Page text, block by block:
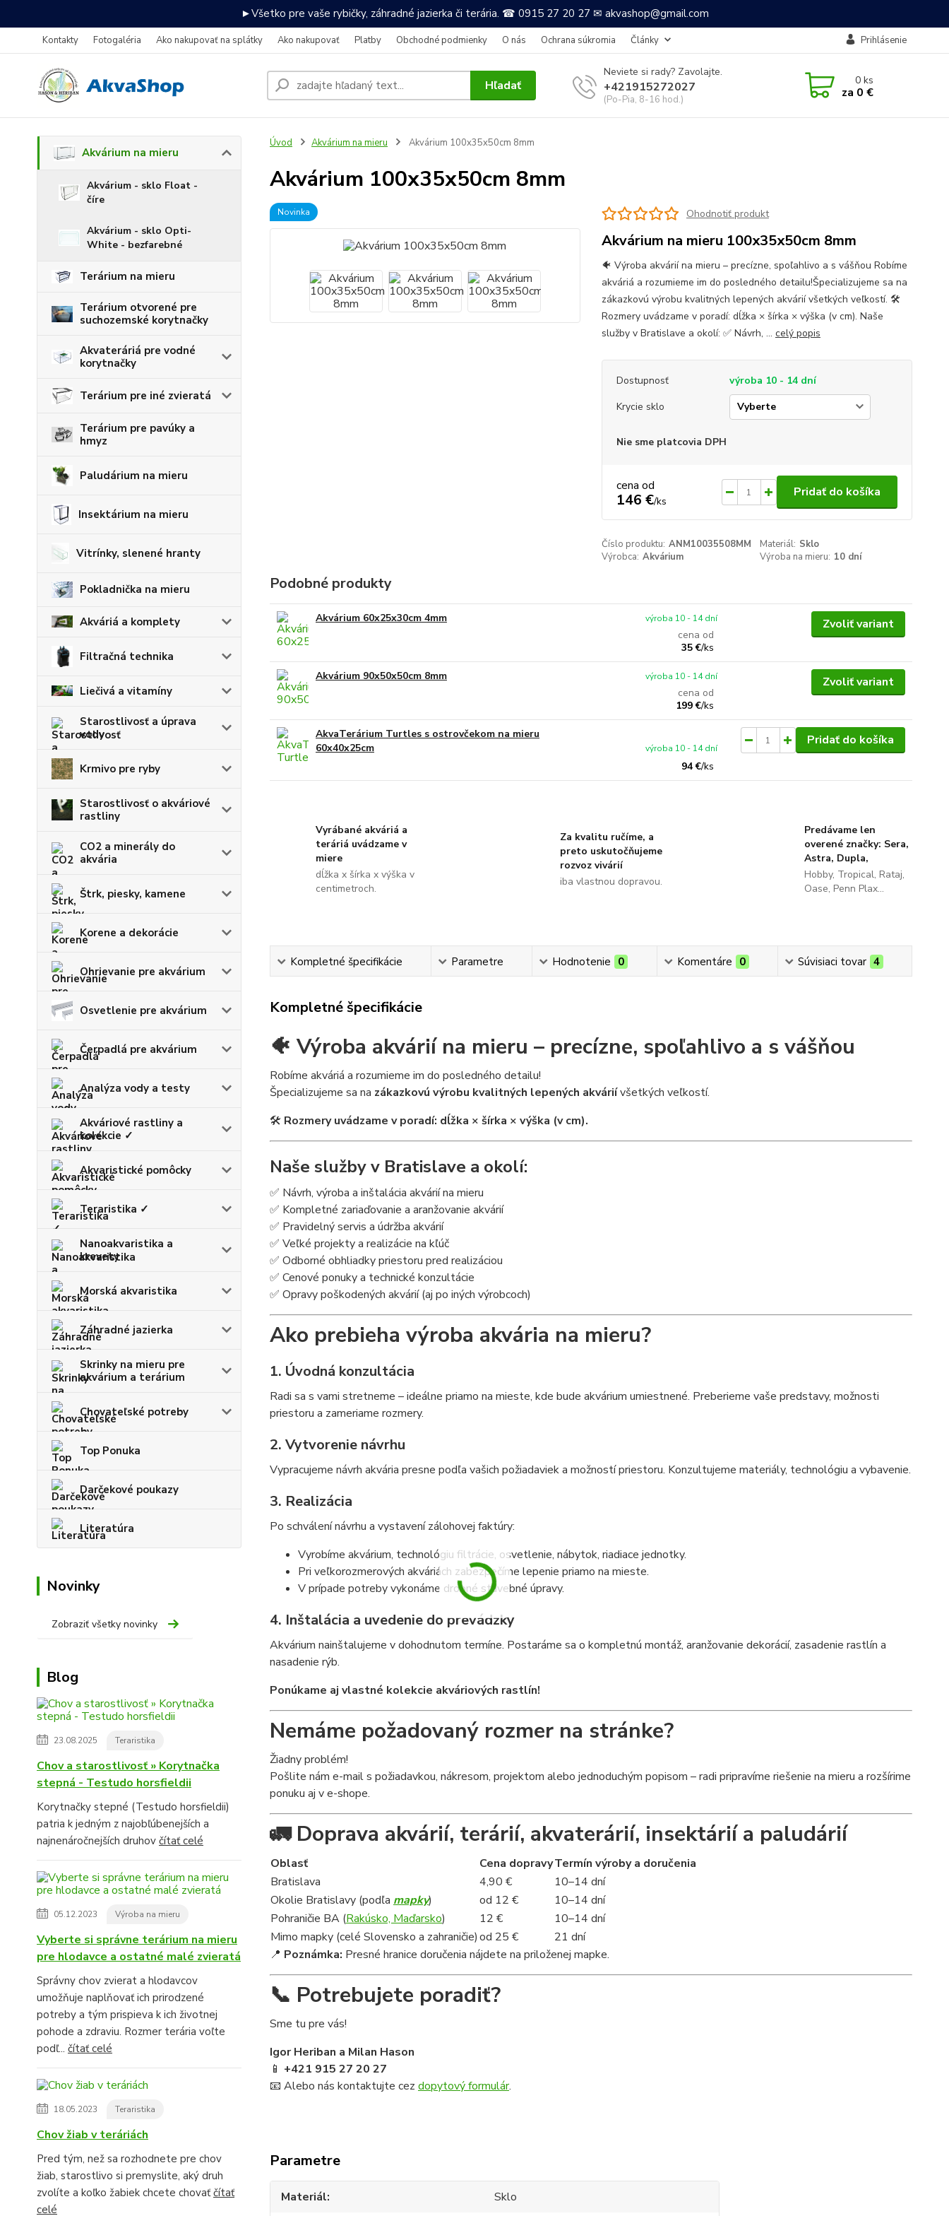
►Všetko pre vaše rybičky, záhradné jazierka či terária. ☎ 0915 27 20 27 ✉ akvashop@gmail.com
Kontakty Fotogaléria Ako nakupovať na splátky Ako nakupovať Platby Obchodné podmienky O nás Ochrana súkromia Články Prihlásenie
Hľadať
Neviete si rady? Zavolajte.
+421915272027
(Po-Pia, 8-16 hod.)
0ks
za 0 €
Akvárium na mieru
Akvárium - sklo Float -
číre
Akvárium - sklo Opti-
White - bezfarebné
Terárium na mieru
Terárium otvorené pre
suchozemské korytnačky
Akvateráriá pre vodné
korytnačky
Terárium pre iné zvieratá
Terárium pre pavúky a
hmyz
Paludárium na mieru
Insektárium na mieru
Vitrínky, slenené hranty
Pokladnička na mieru
Akváriá a komplety
Filtračná technika
Liečivá a vitamíny
Starostlivosť a úprava
vody
Krmivo pre ryby
Starostlivosť o akváriové
rastliny
CO2 a minerály do
akvária
Štrk, piesky, kamene
Korene a dekorácie
Ohrievanie pre akvárium
Osvetlenie pre akvárium
Čerpadlá pre akvárium
Analýza vody a testy
Akváriové rastliny a
kolekcie ✓
Akvaristické pomôcky
Teraristika ✓
Nanoakvaristika a
krevety
Morská akvaristika
Záhradné jazierka
Skrinky na mieru pre
akvárium a terárium
Chovateľské potreby
Top Ponuka
Darčekové poukazy
Literatúra
Novinky
Zobraziť všetky novinky
Blog
23.08.2025 Teraristika
Chov a starostlivosť » Korytnačka
stepná - Testudo horsfieldii
Korytnačky stepné (Testudo horsfieldii)
patria k jedným z najobľúbenejších a
najnenáročnejších druhov čítať celé
05.12.2023 Výroba na mieru
Vyberte si správne terárium na mieru
pre hlodavce a ostatné malé zvieratá
Správny chov zvierat a hlodavcov
umožňuje naplňovať ich prirodzené
potreby a tým prispieva k ich životnej
pohode a zdraviu. Rozmer terária voľte
podľ... čítať celé
18.05.2023 Teraristika
Chov žiab v teráriách
Pred tým, než sa rozhodnete pre chov
žiab, starostlivo si premyslite, aký druh
zvolíte a koľko žabiek chcete chovaťčítať
celé
Úvod Akvárium na mieru Akvárium 100x35x50cm 8mm
Akvárium 100x35x50cm 8mm
Novinka Ohodnotiť produkt
Akvárium na mieru 100x35x50cm 8mm
🐠 Výroba akvárií na mieru – precízne, spoľahlivo a s vášňou Robíme
akváriá a rozumieme im do posledného detailu!Špecializujeme sa na
zákazkovú výrobu kvalitných lepených akvárií všetkých veľkostí. 🛠
Rozmery uvádzame v poradí: dĺžka × šírka × výška (v cm). Naše
služby v Bratislave a okolí: ✅ Návrh, ... celý popis
Dostupnosť
výroba 10 - 14 dní
Krycie sklo
Nie sme platcovia DPH
cena od
146 €/ks
Pridať do košíka
Číslo produktu: ANM10035508MM Materiál: Sklo
Výrobca: Akvárium Výroba na mieru: 10 dní
Podobné produkty
Akvárium 60x25x30cm 4mm
cena od
35 €/ks
výroba 10 - 14 dní Zvoliť variant
Akvárium 90x50x50cm 8mm
cena od
199 €/ks
výroba 10 - 14 dní Zvoliť variant
AkvaTerárium Turtles s ostrovčekom na mieru
60x40x25cm
94 €/ks
výroba 10 - 14 dní
Pridať do košíka
Vyrábané akváriá a
teráriá uvádzame v
miere
dĺžka x šírka x výška v
centimetroch.
Za kvalitu ručíme, a
preto uskutočňujeme
rozvoz vivárií
iba vlastnou dopravou.
Predávame len
overené značky: Sera,
Astra, Dupla,
Hobby, Tropical, Rataj,
Oase, Penn Plax...
Kompletné špecifikácie Parametre Hodnotenie 0 Komentáre 0 Súvisiaci tovar 4
Kompletné špecifikácie
🐠 Výroba akvárií na mieru – precízne, spoľahlivo a s vášňou
Robíme akváriá a rozumieme im do posledného detailu!
Špecializujeme sa na zákazkovú výrobu kvalitných lepených akváriívšetkých veľkostí.
🛠 Rozmery uvádzame v poradí: dĺžka × šírka × výška (v cm).
Naše služby v Bratislave a okolí:
✅ Návrh, výroba a inštalácia akvárií na mieru
✅ Kompletné zariaďovanie a aranžovanie akvárií
✅ Pravidelný servis a údržba akvárií
✅ Veľké projekty a realizácie na kľúč
✅ Odborné obhliadky priestoru pred realizáciou
✅ Cenové ponuky a technické konzultácie
✅ Opravy poškodených akvárií (aj po iných výrobcoch)
Ako prebieha výroba akvária na mieru?
1. Úvodná konzultácia
Radi sa s vami stretneme – ideálne priamo na mieste, kde bude akvárium umiestnené. Preberieme vaše predstavy, možnosti
priestoru a zameriame rozmery.
2. Vytvorenie návrhu
Vypracujeme návrh akvária presne podľa vašich požiadaviek a možností priestoru. Konzultujeme materiály, technológiu a vybavenie.
3. Realizácia
Po schválení návrhu a vystavení zálohovej faktúry:
Vyrobíme akvárium, technológiu filtrácie, osvetlenie, nábytok, riadiace jednotky.
Pri veľkorozmerových akváriách zabezpečíme lepenie priamo na mieste.
V prípade potreby vykonáme drobné stavebné úpravy.
4. Inštalácia a uvedenie do prevádzky
Akvárium nainštalujeme v dohodnutom termíne. Postaráme sa o kompletnú montáž, aranžovanie dekorácií, zasadenie rastlín a
nasadenie rýb.
Ponúkame aj vlastné kolekcie akváriových rastlín!
Nemáme požadovaný rozmer na stránke?
Žiadny problém!
Pošlite nám e-mail s požiadavkou, nákresom, projektom alebo jednoduchým popisom – radi pripravíme riešenie na mieru a rozšírime
ponuku aj v e-shope.
🚛 Doprava akvárií, terárií, akvaterárií, insektárií a paludárií
Oblasť Cena dopravyTermín výroby a doručenia
Bratislava
4,90 €
10–14 dní
Okolie Bratislavy (podľa mapky) od 12 €
10–14 dní
Pohraničie BA (Rakúsko, Maďarsko) 12 €
10–14 dní
Mimo mapky (celé Slovensko a zahraničie)od 25 €
21 dní
📍 Poznámka: Presné hranice doručenia nájdete na priloženej mapke.
📞 Potrebujete poradiť?
Sme tu pre vás!
Igor Heriban a Milan Hason
📱 +421 915 27 20 27
📧 Alebo nás kontaktujte cez dopytový formulár.
Parametre
Materiál
Sklo